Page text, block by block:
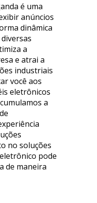
é uma
anúncios
dinâmica
a
e atrai a
industriais
você aos
eletrônicos
a
no soluções
pode
de maneira